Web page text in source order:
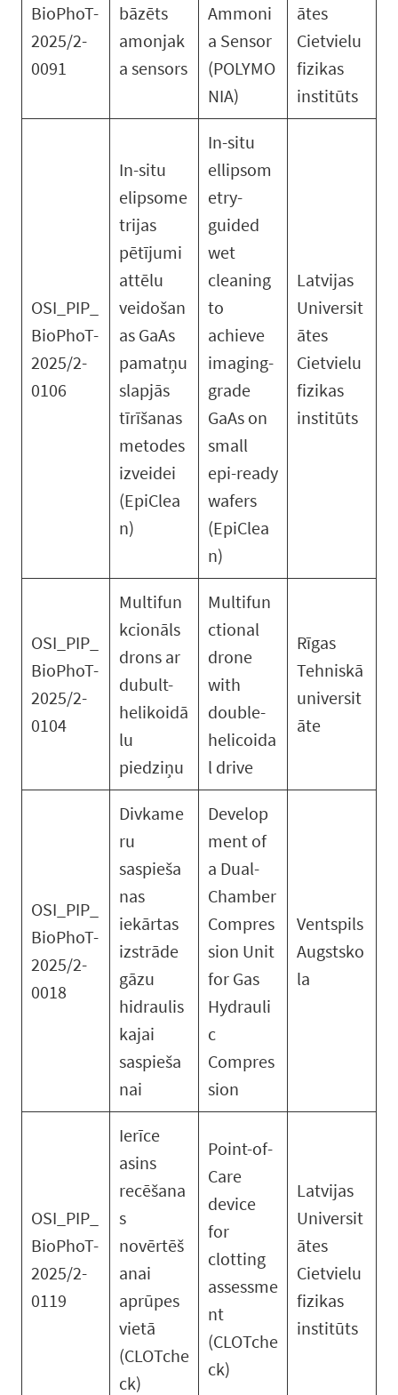
BioPhoT-
2025/2-
0091
bāzēts
amonjak
a sensors
Ammoni
a Sensor
(POLYMO
NIA)
ātes
Cietvielu
fizikas
institūts
OSI_PIP_
BioPhoT-
2025/2-
0106
In-situ
elipsome
trijas
pētījumi
attēlu
veidošan
as GaAs
pamatņu
slapjās
tīrīšanas
metodes
izveidei
(EpiClea
n)
In-situ
ellipsom
etry-
guided
wet
cleaning
to
achieve
imaging-
grade
GaAs on
small
epi-ready
wafers
(EpiClea
n)
Latvijas
Universit
ātes
Cietvielu
fizikas
institūts
OSI_PIP_
BioPhoT-
2025/2-
0104
Multifun
kcionāls
drons ar
dubult-
helikoidā
lu
piedziņu
Multifun
ctional
drone
with
double-
helicoida
l drive
Rīgas
Tehniskā
universit
āte
OSI_PIP_
BioPhoT-
2025/2-
0018
Divkame
ru
saspieša
nas
iekārtas
izstrāde
gāzu
hidraulis
kajai
saspieša
nai
Develop
ment of
a Dual-
Chamber
Compres
sion Unit
for Gas
Hydrauli
c
Compres
sion
Ventspils
Augstsko
la
OSI_PIP_
BioPhoT-
2025/2-
0119
Ierīce
asins
recēšana
s
novērtēš
anai
aprūpes
vietā
(CLOTche
ck)
Point-of-
Care
device
for
clotting
assessme
nt
(CLOTche
ck)
Latvijas
Universit
ātes
Cietvielu
fizikas
institūts